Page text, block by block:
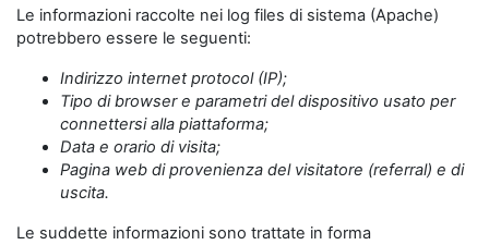
Le informazioni raccolte nei log files di sistema (Apache)
potrebbero essere le seguenti:
Indirizzo internet protocol (IP);
Tipo di browser e parametri del dispositivo usato per
connettersi alla piattaforma;
Data e orario di visita;
Pagina web di provenienza del visitatore (referral) e di
uscita.
Le suddette informazioni sono trattate in forma